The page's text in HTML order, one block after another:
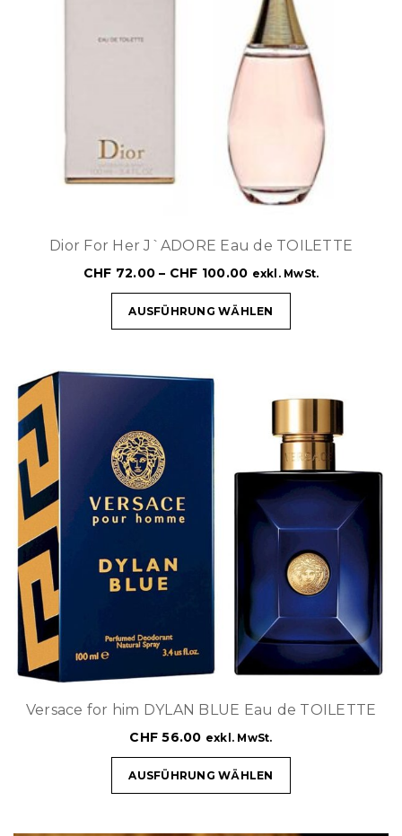
Dior For Her J`ADORE Eau de TOILETTE
CHF 72.00 – CHF 100.00 exkl. MwSt.
AUSFÜHRUNG WÄHLEN
Versace for him DYLAN BLUE Eau de TOILETTE
CHF 56.00 exkl. MwSt.
AUSFÜHRUNG WÄHLEN